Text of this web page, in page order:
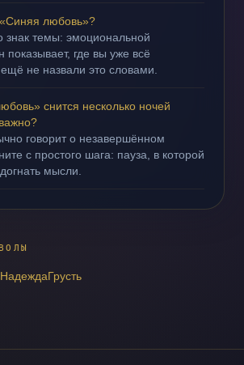
любовь»?
знак темы: эмоциональной
показывает, где вы уже всё
ещё не назвали это словами.
снится несколько ночей
говорит о незавершённом
с простого шага: пауза, в которой
мысли.
НадеждаГрусть